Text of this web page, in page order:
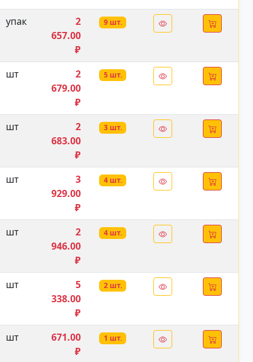
упак
2
657.00
₽
9 шт.
шт
2
679.00
₽
5 шт.
шт
2
683.00
₽
3 шт.
шт
3
929.00
₽
4 шт.
шт
2
946.00
₽
4 шт.
шт
5
338.00
₽
2 шт.
шт
671.00
₽
1 шт.